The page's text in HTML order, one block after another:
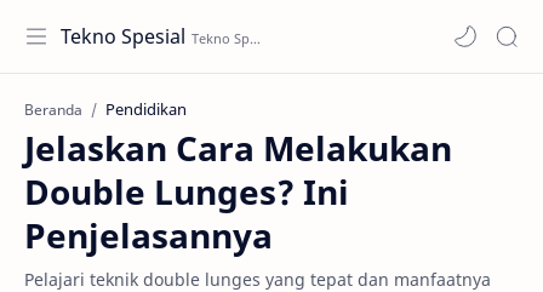
Tekno Spesial
Beranda Pendidikan
Jelaskan Cara Melakukan
Double Lunges? Ini
Penjelasannya
Pelajari teknik double lunges yang tepat dan manfaatnya